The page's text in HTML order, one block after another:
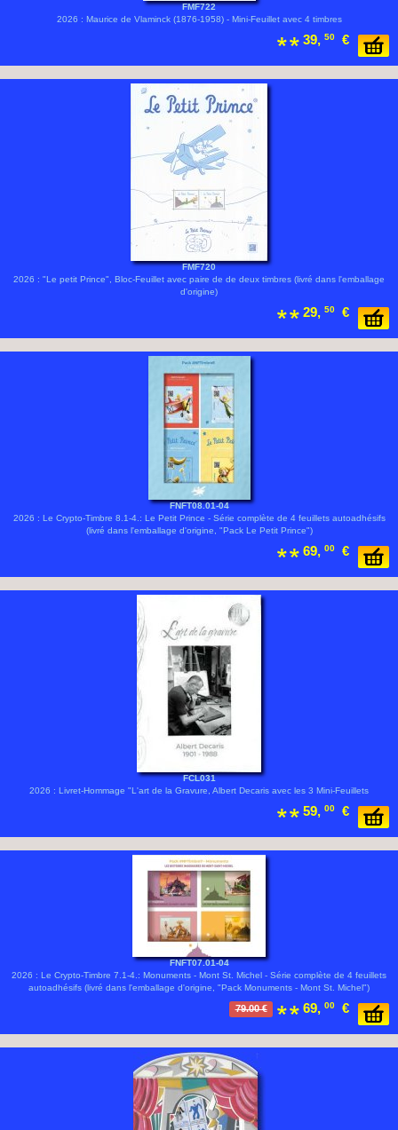
FMF722
2026 : Maurice de Vlaminck (1876-1958) - Mini-Feuillet avec 4 timbres
39, 50 €
FMF720
2026 : "Le petit Prince", Bloc-Feuillet avec paire de de deux timbres (livré dans l'emballage
d'origine)
29, 50 €
FNFT08.01-04
2026 : Le Crypto-Timbre 8.1-4.: Le Petit Prince - Série complète de 4 feuillets autoadhésifs
(livré dans l'emballage d'origine, "Pack Le Petit Prince")
69, 00 €
FCL031
2026 : Livret-Hommage "L'art de la Gravure, Albert Decaris avec les 3 Mini-Feuillets
59, 00 €
FNFT07.01-04
2026 : Le Crypto-Timbre 7.1-4.: Monuments - Mont St. Michel - Série complète de 4 feuillets
autoadhésifs (livré dans l'emballage d'origine, "Pack Monuments - Mont St. Michel")
79.00 € 69, 00 €